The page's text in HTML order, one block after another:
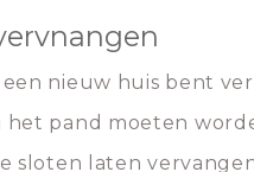
een nieuw huis bent
het pand moeten
sloten laten